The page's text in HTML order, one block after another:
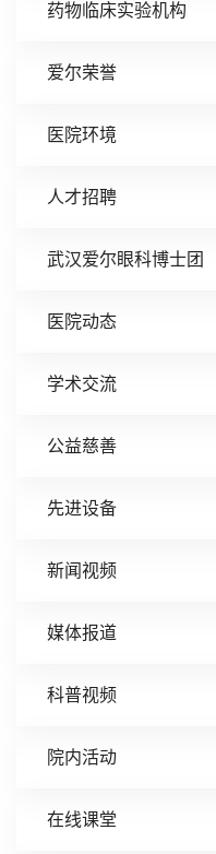
药物临床实验机构
爱尔荣誉
医院环境
人才招聘
武汉爱尔眼科博士团
医院动态
学术交流
公益慈善
先进设备
新闻视频
媒体报道
科普视频
院内活动
在线课堂